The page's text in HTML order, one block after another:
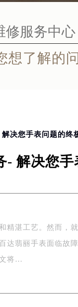
想了解的
决您手表问题的终
- 解决您
精湛工艺。然而，
达翡丽手表面临故
将…